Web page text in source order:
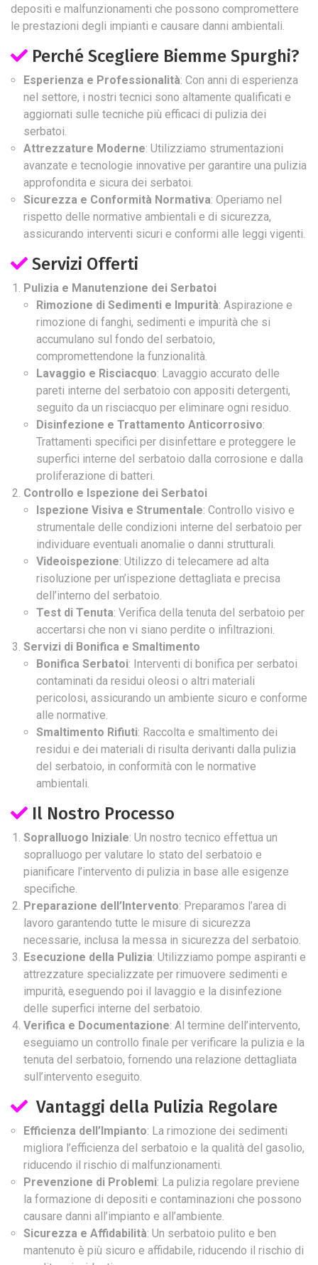
depositi e malfunzionamenti che possono compromettere
le prestazioni degli impianti e causare danni ambientali.
Perché Scegliere Biemme Spurghi?
Esperienza e Professionalità: Con anni di esperienza
nel settore, i nostri tecnici sono altamente qualificati e
aggiornati sulle tecniche più efficaci di pulizia dei
serbatoi.
Attrezzature Moderne: Utilizziamo strumentazioni
avanzate e tecnologie innovative per garantire una pulizia
approfondita e sicura dei serbatoi.
Sicurezza e Conformità Normativa: Operiamo nel
rispetto delle normative ambientali e di sicurezza,
assicurando interventi sicuri e conformi alle leggi vigenti.
Servizi Offerti
Pulizia e Manutenzione dei Serbatoi
Rimozione di Sedimenti e Impurità: Aspirazione e
rimozione di fanghi, sedimenti e impurità che si
accumulano sul fondo del serbatoio,
compromettendone la funzionalità.
Lavaggio e Risciacquo: Lavaggio accurato delle
pareti interne del serbatoio con appositi detergenti,
seguito da un risciacquo per eliminare ogni residuo.
Disinfezione e Trattamento Anticorrosivo:
Trattamenti specifici per disinfettare e proteggere le
superfici interne del serbatoio dalla corrosione e dalla
proliferazione di batteri.
Controllo e Ispezione dei Serbatoi
Ispezione Visiva e Strumentale: Controllo visivo e
strumentale delle condizioni interne del serbatoio per
individuare eventuali anomalie o danni strutturali.
Videoispezione: Utilizzo di telecamere ad alta
risoluzione per un’ispezione dettagliata e precisa
dell’interno del serbatoio.
Test di Tenuta: Verifica della tenuta del serbatoio per
accertarsi che non vi siano perdite o infiltrazioni.
Servizi di Bonifica e Smaltimento
Bonifica Serbatoi: Interventi di bonifica per serbatoi
contaminati da residui oleosi o altri materiali
pericolosi, assicurando un ambiente sicuro e conforme
alle normative.
Smaltimento Rifiuti: Raccolta e smaltimento dei
residui e dei materiali di risulta derivanti dalla pulizia
del serbatoio, in conformità con le normative
ambientali.
Il Nostro Processo
Sopralluogo Iniziale: Un nostro tecnico effettua un
sopralluogo per valutare lo stato del serbatoio e
pianificare l’intervento di pulizia in base alle esigenze
specifiche.
Preparazione dell’Intervento: Preparamos l’area di
lavoro garantendo tutte le misure di sicurezza
necessarie, inclusa la messa in sicurezza del serbatoio.
Esecuzione della Pulizia: Utilizziamo pompe aspiranti e
attrezzature specializzate per rimuovere sedimenti e
impurità, eseguendo poi il lavaggio e la disinfezione
delle superfici interne del serbatoio.
Verifica e Documentazione: Al termine dell’intervento,
eseguiamo un controllo finale per verificare la pulizia e la
tenuta del serbatoio, fornendo una relazione dettagliata
sull’intervento eseguito.
Vantaggi della Pulizia Regolare
Efficienza dell’Impianto: La rimozione dei sedimenti
migliora l’efficienza del serbatoio e la qualità del gasolio,
riducendo il rischio di malfunzionamenti.
Prevenzione di Problemi: La pulizia regolare previene
la formazione di depositi e contaminazioni che possono
causare danni all’impianto e all’ambiente.
Sicurezza e Affidabilità: Un serbatoio pulito e ben
mantenuto è più sicuro e affidabile, riducendo il rischio di